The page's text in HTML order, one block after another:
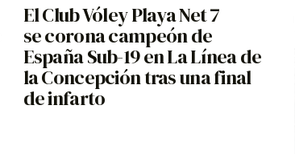
El Club Vóley Playa Net 7
se corona campeón de
España Sub-19 en La Línea de
la Concepción tras una final
de infarto